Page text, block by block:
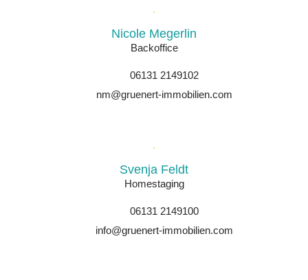
Nicole Megerlin
Backoffice
06131 2149102
nm@gruenert-immobilien.com
Svenja Feldt
Homestaging
06131 2149100
info@gruenert-immobilien.com